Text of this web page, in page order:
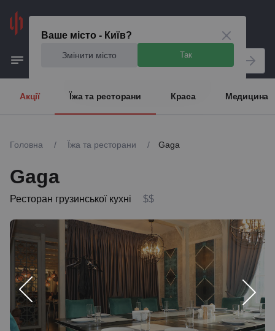
Ваше місто - Київ?
Змінити місто Так
Акції Їжа та ресторани Краса Медицина
Головна / Їжа та ресторани / Gaga
Gaga
Ресторан грузинської кухні $$